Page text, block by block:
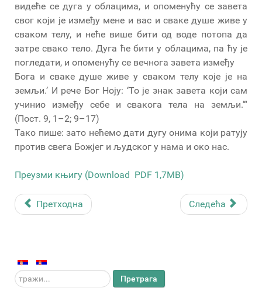
видеће се дуга у облацима, и опоменућу се завета
свог који је између мене и вас и сваке душе живе у
сваком телу, и неће више бити од воде потопа да
затре свако тело. Дуга ће бити у облацима, па ћу је
погледати, и опоменућу се вечнога завета између
Бога и сваке душе живе у сваком телу које је на
земљи.’ И рече Бог Ноју: ‘То је знак завета који сам
учинио између себе и свакога тела на земљи.’“
(Пост. 9, 1–2; 9–17)
Тако пише: зато нећемо дати дугу онима који ратују
против свега Божјег и људског у нама и око нас.
Преузми књигу (Download PDF 1,7MB)
Претходна Следећа
тражи... Претрага